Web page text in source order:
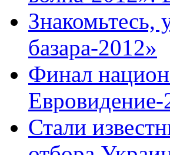
Знакомьтесь,
базара-2012»
Финал
Стали